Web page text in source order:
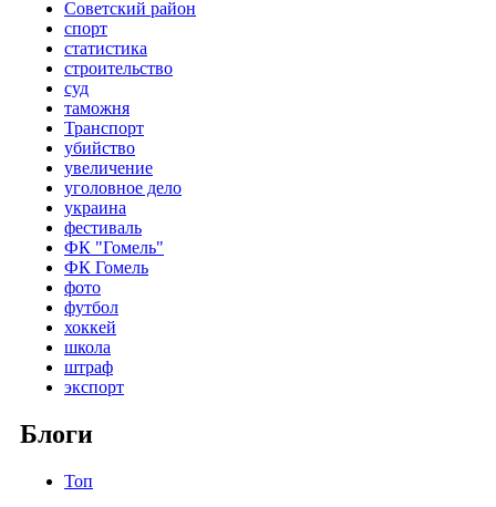
Советский район
спорт
статистика
строительство
суд
таможня
Транспорт
убийство
увеличение
уголовное дело
украина
фестиваль
ФК "Гомель"
ФК Гомель
фото
футбол
хоккей
школа
штраф
экспорт
Блоги
Топ